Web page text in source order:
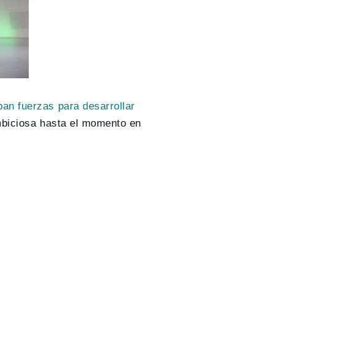
fuerzas para desarrollar
hasta el momento en